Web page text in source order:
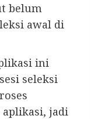
belum
awal di
ini
seleksi
jadi